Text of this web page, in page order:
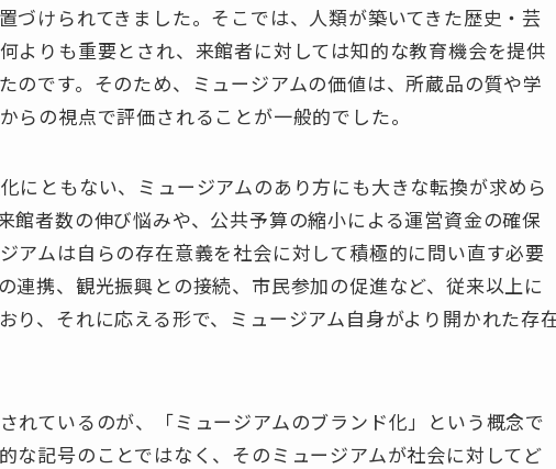
づけられてきました。そこでは、人類が築いてきた歴史・芸
よりも重要とされ、来館者に対しては知的な教育機会を提供
のです。そのため、ミュージアムの価値は、所蔵品の質や学
らの視点で評価されることが一般的でした。
にともない、ミュージアムのあり方にも大きな転換が求めら
館者数の伸び悩みや、公共予算の縮小による運営資金の確保
アムは自らの存在意義を社会に対して積極的に問い直す必要
連携、観光振興との接続、市民参加の促進など、従来以上に
り、それに応える形で、ミュージアム自身がより開かれた存
れているのが、「ミュージアムのブランド化」という概念で
な記号のことではなく、そのミュージアムが社会に対してど